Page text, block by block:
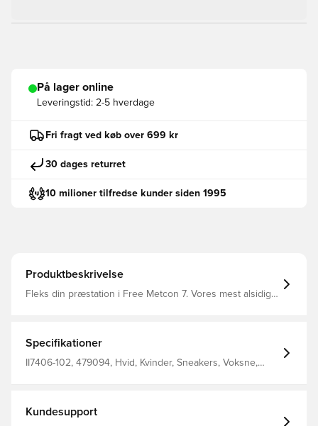
På lager online
Leveringstid: 2-5 hverdage
Fri fragt ved køb over 699 kr
30 dages returret
10 milioner tilfredse kunder siden 1995
Produktbeskrivelse
Fleks din præstation i Free Metcon 7. Vores mest alsidige
fornemmelse. Den fleksible forfod og stabile hæl gør det
nemt at skifte fra dynamiske til styrkebaserede
bevægelser.
Specifikationer
II7406-102, 479094, Hvid, Kvinder, Sneakers, Voksne,
Kundesupport